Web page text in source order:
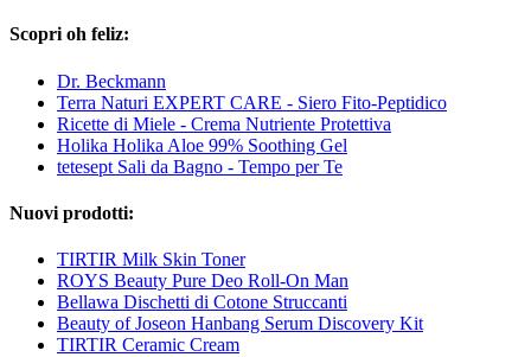
Scopri oh feliz:
Dr. Beckmann
Terra Naturi EXPERT CARE - Siero Fito-Peptidico
Ricette di Miele - Crema Nutriente Protettiva
Holika Holika Aloe 99% Soothing Gel
tetesept Sali da Bagno - Tempo per Te
Nuovi prodotti:
TIRTIR Milk Skin Toner
ROYS Beauty Pure Deo Roll-On Man
Bellawa Dischetti di Cotone Struccanti
Beauty of Joseon Hanbang Serum Discovery Kit
TIRTIR Ceramic Cream